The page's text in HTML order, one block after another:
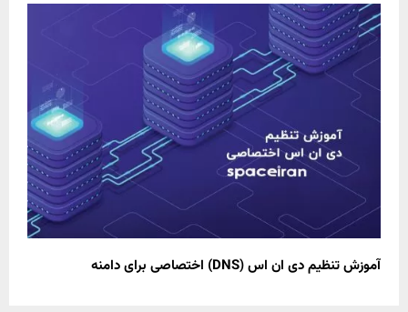
آموزش تنظیم دی ان اس (DNS) اختصاصی برای دامنه